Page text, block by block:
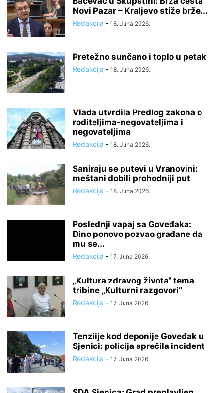
Novi Pazar – Kraljevo stiže brže...
Redakcija - 18. Juna 2026.
Pretežno sunčano i toplo u petak
Redakcija - 18. Juna 2026.
Vlada utvrdila Predlog zakona o
roditeljima-negovateljima i
negovateljima
Redakcija - 18. Juna 2026.
Saniraju se putevi u Vranovini:
meštani dobili prohodniji put
Redakcija - 18. Juna 2026.
Poslednji vapaj sa Goveđaka:
Dino ponovo pozvao građane da
mu se...
Redakcija - 17. Juna 2026.
„Kultura zdravog života“ tema
tribine „Kulturni razgovori“
Redakcija - 17. Juna 2026.
Tenziije kod deponije Goveđak u
Sjenici: policija sprečila incident
Redakcija - 17. Juna 2026.